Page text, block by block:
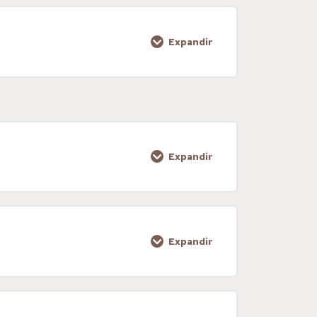
Expandir
Expandir
Expandir